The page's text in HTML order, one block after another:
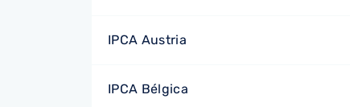
IPCA Austria
IPCA Bélgica